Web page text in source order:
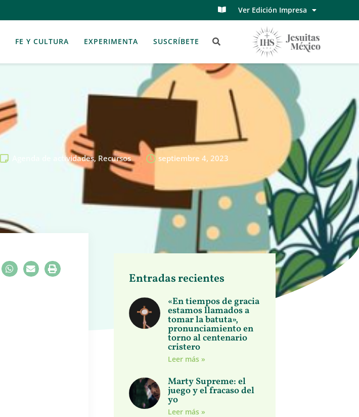
Ver Edición Impresa
FE Y CULTURA EXPERIMENTA SUSCRÍBETE
Agenda de actividades, Recursos septiembre 4, 2023
Entradas recientes
«En tiempos de gracia
estamos llamados a
tomar la batuta»,
pronunciamiento en
torno al centenario
cristero
Leer más »
Marty Supreme: el
juego y el fracaso del
yo
Leer más »